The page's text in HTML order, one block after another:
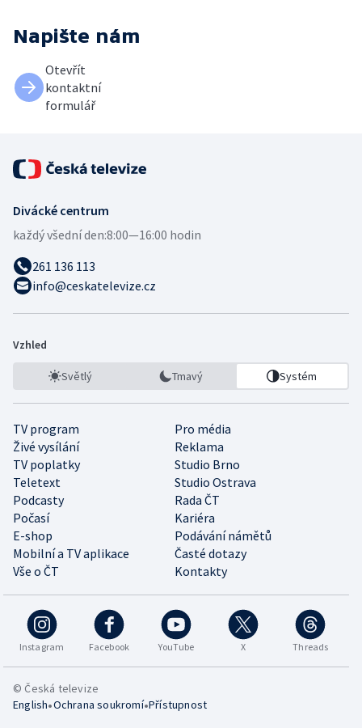
Napište nám
Otevřít
kontaktní
formulář
Divácké centrum
každý všední den:8:00—16:00 hodin
261 136 113
info@ceskatelevize.cz
Vzhled
Světlý Tmavý Systém
TV program
Pro média
Živé vysílání
Reklama
TV poplatky
Studio Brno
Teletext
Studio Ostrava
Podcasty
Rada ČT
Počasí
Kariéra
E-shop
Podávání námětů
Mobilní a TV aplikace
Časté dotazy
Vše o ČT
Kontakty
Instagram Facebook YouTube X Threads
© Česká televize
English•Ochrana soukromí•Přístupnost